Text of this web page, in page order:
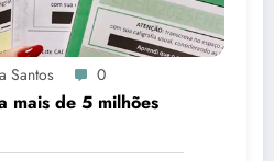
Santos 0
mais de 5 milhões